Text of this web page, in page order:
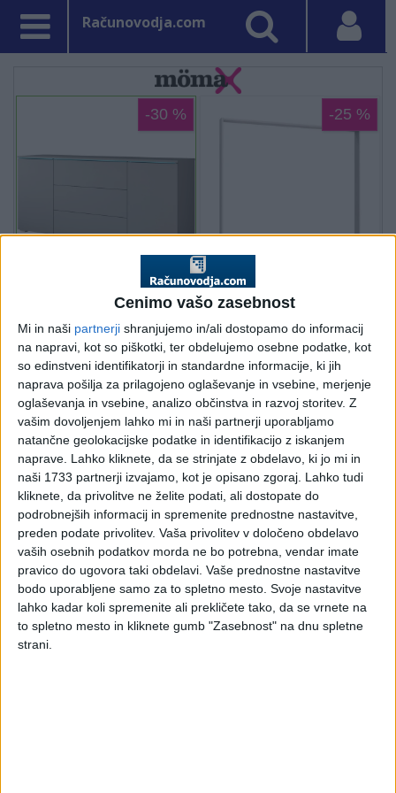
Cenimo vašo zasebnost
Mi in naši partnerji shranjujemo in/ali dostopamo do informacij
na napravi, kot so piškotki, ter obdelujemo osebne podatke, kot
so edinstveni identifikatorji in standardne informacije, ki jih
naprava pošilja za prilagojeno oglaševanje in vsebine, merjenje
oglaševanja in vsebine, analizo občinstva in razvoj storitev. Z
vašim dovoljenjem lahko mi in naši partnerji uporabljamo
natančne geolokacijske podatke in identifikacijo z iskanjem
naprave. Lahko kliknete, da se strinjate z obdelavo, ki jo mi in
naši 1733 partnerji izvajamo, kot je opisano zgoraj. Lahko tudi
kliknete, da privolitve ne želite podati, ali dostopate do
podrobnejših informacij in spremenite prednostne nastavitve,
preden podate privolitev. Vaša privolitev v določeno obdelavo
vaših osebnih podatkov morda ne bo potrebna, vendar imate
pravico do ugovora taki obdelavi. Vaše prednostne nastavitve
bodo uporabljene samo za to spletno mesto. Svoje nastavitve
lahko kadar koli spremenite ali prekličete tako, da se vrnete na
to spletno mesto in kliknete gumb "Zasebnost" na dnu spletne
strani.
Računovodja.com